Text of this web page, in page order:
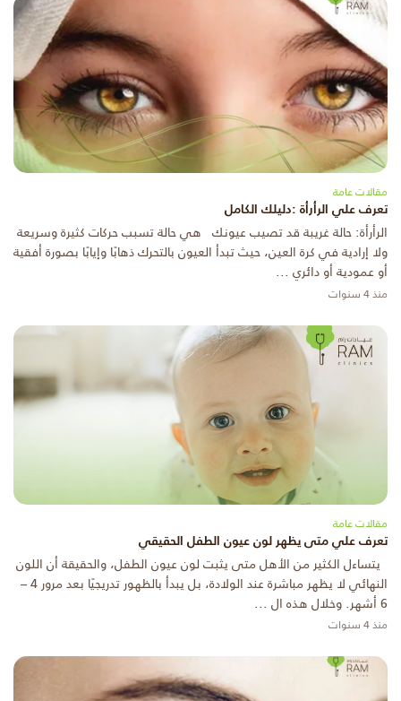
مقالات عامة
تعرف علي الرأرأة :دليلك الكامل
الرأرأة: حالة غريبة قد تصيب عيونك هي حالة تسبب حركات كثيرة وسريعة
ولا إرادية في كرة العين، حيث تبدأ العيون بالتحرك ذهابًا وإيابًا بصورة أفقية
أو عمودية أو دائري ...
منذ 4 سنوات
مقالات عامة
تعرف علي متى يظهر لون عيون الطفل الحقيقي
يتساءل الكثير من الأهل متى يثبت لون عيون الطفل، والحقيقة أن اللون
النهائي لا يظهر مباشرة عند الولادة، بل يبدأ بالظهور تدريجيًا بعد مرور 4 –
6 أشهر. وخلال هذه ال ...
منذ 4 سنوات